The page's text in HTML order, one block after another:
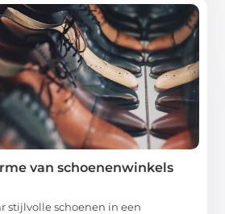
van schoenenwinkels
stijlvolle schoenen in een